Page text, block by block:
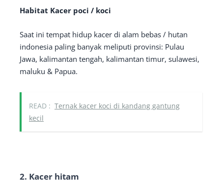
Habitat Kacer poci / koci
Saat ini tempat hidup kacer di alam bebas / hutan
indonesia paling banyak meliputi provinsi: Pulau
Jawa, kalimantan tengah, kalimantan timur, sulawesi,
maluku & Papua.
READ : Ternak kacer koci di kandang gantung
kecil
2. Kacer hitam